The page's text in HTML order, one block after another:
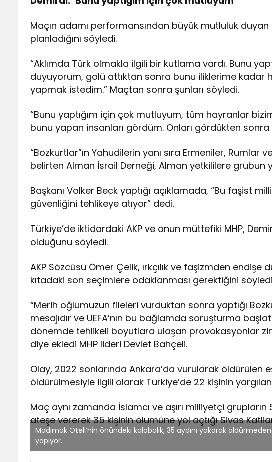
Maçın adamı performansından büyük mutluluk
planladığını söyledi.
“Aklımda Türk olmakla ilgili bir kutlama vardı. Bunu
duyuyorum, golü attıktan sonra bunu iliklerime kadar
yapmak istedim.” Maçtan sonra şunları söyledi.
“Bunu yaptığım için çok mutluyum, tüm hayranlar
bunu yapan insanları gördüm. Onları gördükten
“Bozkurtlar”ın Yahudilerin yanı sıra Ermeniler,
belirten Alman İsrail Derneği, Alman yetkililere grubun
Başkanı Volker Beck yaptığı açıklamada, “Bu faşist
güvenliğini tehlikeye atıyor” dedi.
Türkiye’de iktidardaki AKP ve onun müttefiki MHP,
olduğunu söyledi.
AKP Sözcüsü Ömer Çelik, ırkçılık ve faşizmden endişe
kıtadaki son seçimlere odaklanması gerektiğini
“Merih oğlumuzun fileleri vurduktan sonra yaptığı
mesajıdır ve UEFA’nın bu bağlamda soruşturma
dönemde tehlikeli boyutlara ulaşan provokasyonlar
diye ekledi MHP lideri Devlet Bahçeli.
Olay, 2022 sonlarında Ankara’da vurularak öldürülen
öldürülmesiyle ilgili olarak Türkiye’de 22 kişinin
Maç aynı zamanda İslamcı ve aşırı milliyetçi
ateşe vererek 35 kişinin ölümüne yol açtığı Sivas
Madımak Oteli’nin önündeki kalabalık, 35 aydını yakarak
yapıyor.